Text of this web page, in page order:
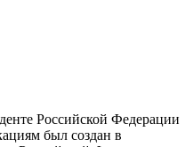
Российской Федерации
был создан в